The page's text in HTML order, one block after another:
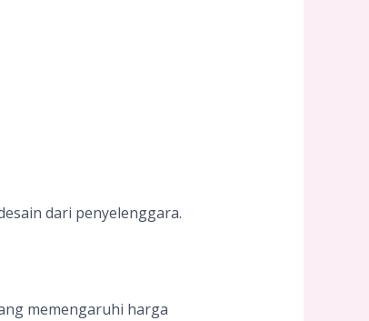
dari penyelenggara.
memengaruhi harga